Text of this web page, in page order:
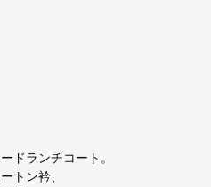
ドランチコート。
トン衿、